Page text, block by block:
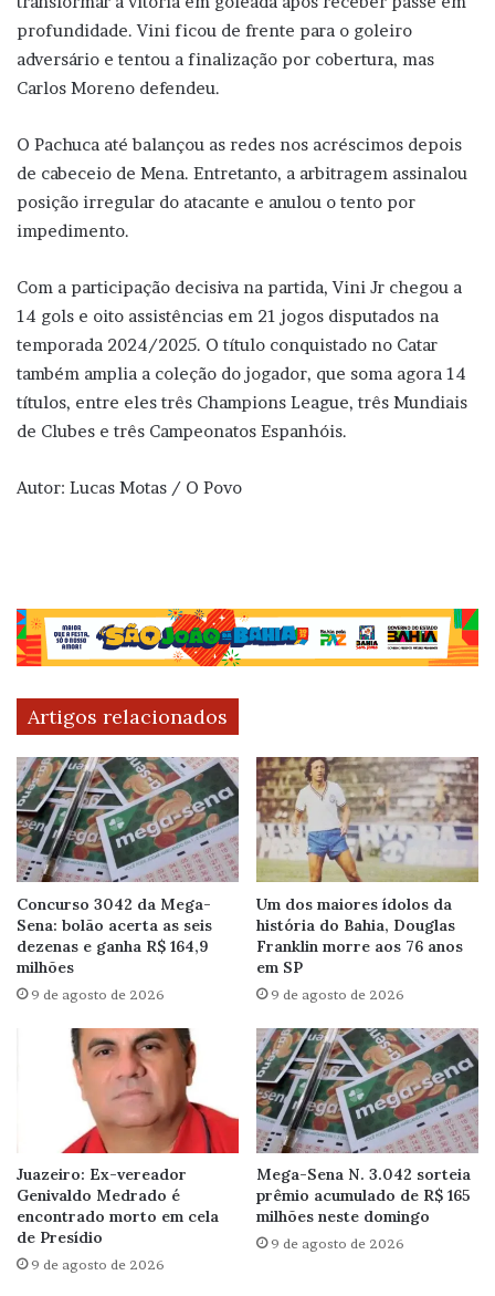
profundidade. Vini ficou de frente para o goleiro
adversário e tentou a finalização por cobertura, mas
Carlos Moreno defendeu.
O Pachuca até balançou as redes nos acréscimos depois
de cabeceio de Mena. Entretanto, a arbitragem assinalou
posição irregular do atacante e anulou o tento por
impedimento.
Com a participação decisiva na partida, Vini Jr chegou a
14 gols e oito assistências em 21 jogos disputados na
temporada 2024/2025. O título conquistado no Catar
também amplia a coleção do jogador, que soma agora 14
títulos, entre eles três Champions League, três Mundiais
de Clubes e três Campeonatos Espanhóis.
Autor: Lucas Motas / O Povo
Artigos relacionados
Concurso 3042 da Mega-
Sena: bolão acerta as seis
dezenas e ganha R$ 164,9
milhões
9 de agosto de 2026
Um dos maiores ídolos da
história do Bahia, Douglas
Franklin morre aos 76 anos
em SP
9 de agosto de 2026
Juazeiro: Ex-vereador
Genivaldo Medrado é
encontrado morto em cela
de Presídio
9 de agosto de 2026
Mega-Sena N. 3.042 sorteia
prêmio acumulado de R$ 165
milhões neste domingo
9 de agosto de 2026